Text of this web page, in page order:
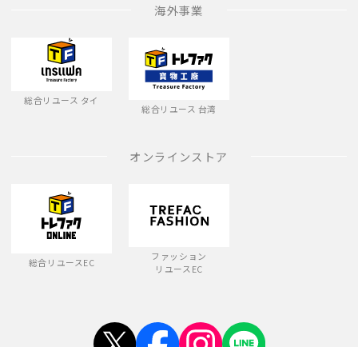
海外事業
総合リユース タイ
総合リユース 台湾
オンラインストア
総合リユースEC
ファッション
リユースEC